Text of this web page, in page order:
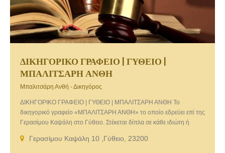
ΔΙΚΗΓΟΡΙΚΟ ΓΡΑΦΕΙΟ | ΓΥΘΕΙΟ |
ΜΠΑΛΙΤΣΑΡΗ ΑΝΘΗ
Μπαλιτσάρη Ανθή - Δικηγόρος
ΔΙΚΗΓΟΡΙΚΟ ΓΡΑΦΕΙΟ | ΓΥΘΕΙΟ | ΜΠΑΛΙΤΣΑΡΗ ΑΝΘΗ Το
δικηγορικό γραφείο «ΜΠΑΛΙΤΣΑΡΗ ΑΝΘΗ» το οποίο εδρεύει επί της
Γερασίμου Καψάλη στο Γύθειο. Στέκεται δίπλα σε κάθε ιδιώτη ή
για την εξασφάλιση των συμφερόντων τους. Υπηρεσίες που
Γερασίμου Καψάλη 10 ,Γύθειο, 23200